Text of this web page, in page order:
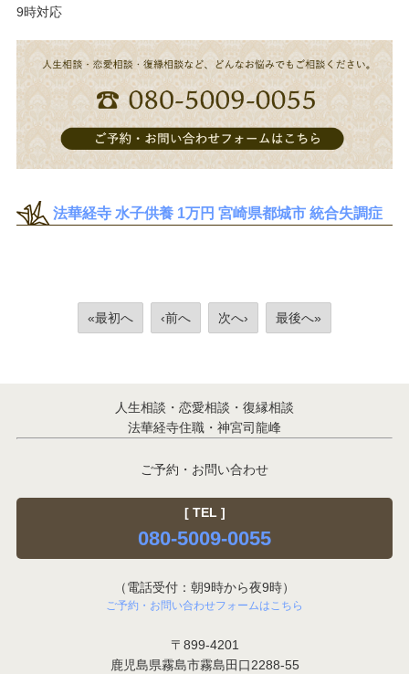
9時対応
法華経寺 水子供養 1万円 宮崎県都城市 統合失調症
«最初へ ‹前へ 次へ› 最後へ»
人生相談・恋愛相談・復縁相談
法華経寺住職・神宮司龍峰
ご予約・お問い合わせ
[ TEL ]
080-5009-0055
（電話受付：朝9時から夜9時）
ご予約・お問い合わせフォームはこちら
〒899-4201
鹿児島県霧島市霧島田口2288-55